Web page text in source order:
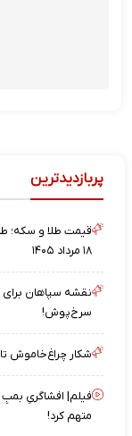
پربازدیدترین
۱۸ مرداد ۱۴۰۵
نقشه‌ سپاهان برای
سرخ‌پوش!
شکار چراغ‌خاموش
فیلم| افشاگریِ
متهم کرد!